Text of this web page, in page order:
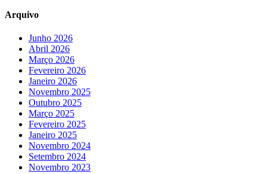
Arquivo
Junho 2026
Abril 2026
Março 2026
Fevereiro 2026
Janeiro 2026
Novembro 2025
Outubro 2025
Março 2025
Fevereiro 2025
Janeiro 2025
Novembro 2024
Setembro 2024
Novembro 2023